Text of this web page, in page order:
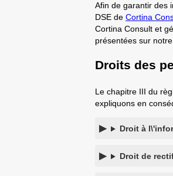
Afin de garantir des
DSE de Cortina
Cortina Consult et
présentées sur
Droits des
Le chapitre III du
expliquons en
Droit à
Droit de